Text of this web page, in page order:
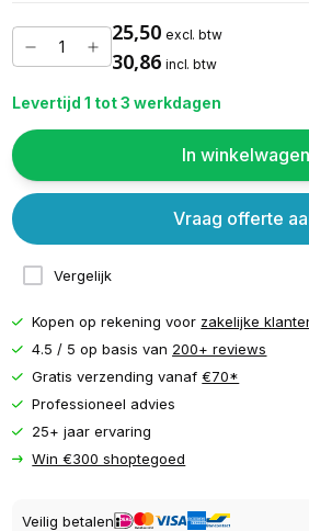
25,50 excl. btw
30,86 incl. btw
Levertijd 1 tot 3 werkdagen
In winkelwagen
Vergelijk
Vraag offerte
Kopen op rekening voor zakelijke
4.5 / 5 op basis van 200+ reviews
Gratis verzending vanaf€70*
Professioneel advies
25+ jaar ervaring
Win €300 shoptegoed
Veilig betalen